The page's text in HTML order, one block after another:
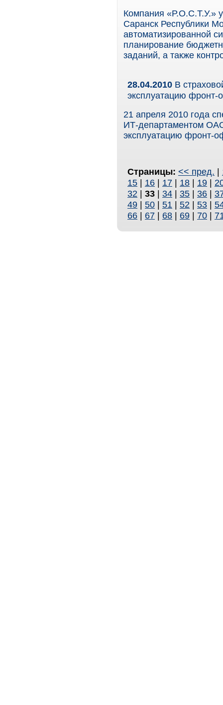
Компания «Р.О.С.Т.У.»
Саранск Республики
автоматизированной
планирование
заданий, а также
28.04.2010 В
эксплуатацию
21 апреля 2010 года
ИТ-департаментом
эксплуатацию фронт-
Страницы: << пред. |
15 | 16 | 17 | 18 | 19 |
32 | 33 | 34 | 35 | 36 |
49 | 50 | 51 | 52 | 53 |
66 | 67 | 68 | 69 | 70 |